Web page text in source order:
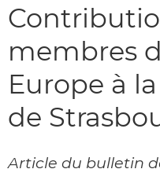
membres
Europe à
de
Article du bulletin